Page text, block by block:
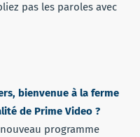
pas les paroles avec
bienvenue à la ferme
de Prime Video ?
programme